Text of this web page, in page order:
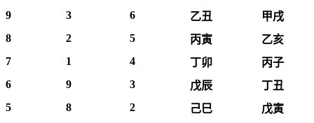
9
3 6 乙丑
甲戌
8
2 5 丙寅
乙亥
7
1 4 丁卯
丙子
6
9 3 戊辰
丁丑
5
8 2 己巳
戊寅